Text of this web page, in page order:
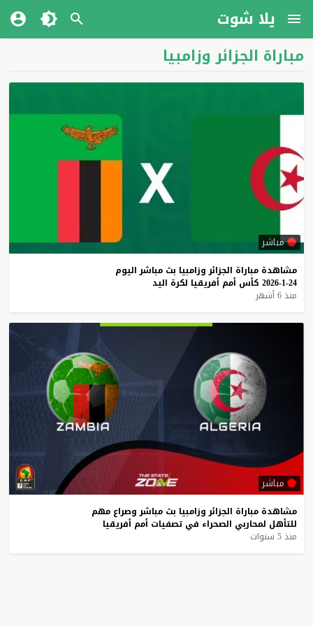
يلا شوت
مباراة الجزائر وزامبيا
مباشر
مشاهدة مباراة الجزائر وزامبيا بث مباشر اليوم
24-1-2026
كأس أمم أفريقيا لكرة اليد
منذ 6 أشهر
مباشر
مشاهدة مباراة الجزائر وزامبيا بث مباشر وصراع مهم
للتأهل لمحاربي الصحراء في تصفيات أمم أفريقيا
منذ 5 سنوات